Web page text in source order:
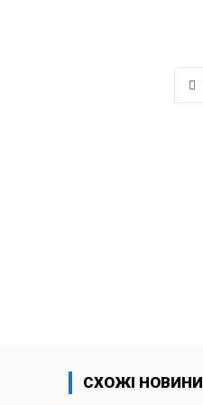
СХОЖІ НОВИНИ